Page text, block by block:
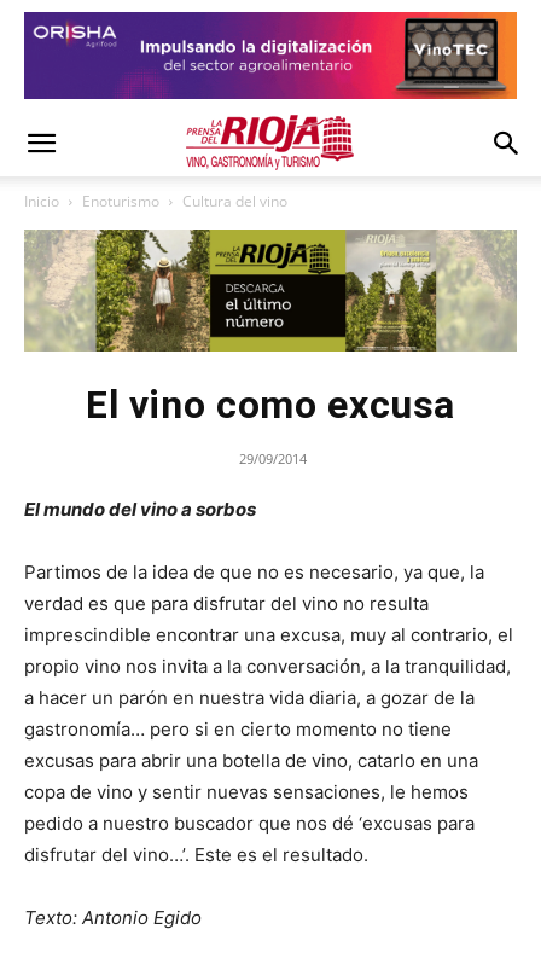
Inicio Enoturismo Cultura del vino
El vino como excusa
29/09/2014
El mundo del vino a sorbos
Partimos de la idea de que no es necesario, ya que, la
verdad es que para disfrutar del vino no resulta
imprescindible encontrar una excusa, muy al contrario, el
propio vino nos invita a la conversación, a la tranquilidad,
a hacer un parón en nuestra vida diaria, a gozar de la
gastronomía… pero si en cierto momento no tiene
excusas para abrir una botella de vino, catarlo en una
copa de vino y sentir nuevas sensaciones, le hemos
pedido a nuestro buscador que nos dé ‘excusas para
disfrutar del vino…’. Este es el resultado.
Texto: Antonio Egido